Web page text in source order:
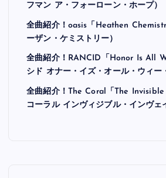
フマン ア・フォーローン・ホープ）
全曲紹介！oasis「Heathen
ーザン・ケミストリー）
全曲紹介！RANCID「Honor Is All
シド オナー・イズ・オール・ウィー
全曲紹介！The Coral「The Invisible
コーラル インヴィジブル・インヴェ